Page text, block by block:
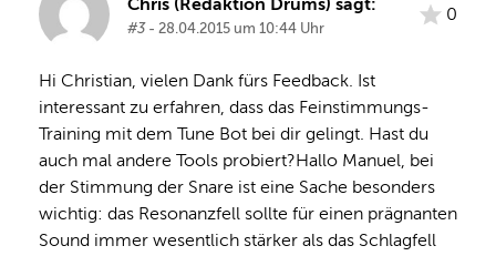
Chris (Redaktion Drums) sagt:
#3- 28.04.2015 um 10:44 Uhr
0
Hi Christian, vielen Dank fürs Feedback. Ist
interessant zu erfahren, dass das Feinstimmungs-
Training mit dem Tune Bot bei dir gelingt. Hast du
auch mal andere Tools probiert?Hallo Manuel, bei
der Stimmung der Snare ist eine Sache besonders
wichtig: das Resonanzfell sollte für einen prägnanten
Sound immer wesentlich stärker als das Schlagfell